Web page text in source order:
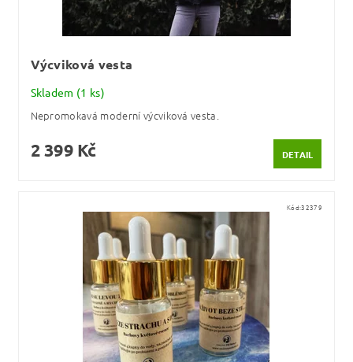
Výcviková vesta
Skladem (1 ks)
Nepromokavá moderní výcviková vesta.
2 399 Kč DETAIL
Kód:32379